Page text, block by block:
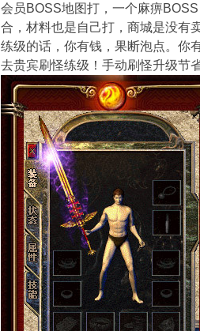
会员BOSS地图打，一个麻痹
合，材料也是自己打，商城是没有
练级的话，你有钱，果断泡点。你
去贵宾刷怪练级！手动刷怪升级节